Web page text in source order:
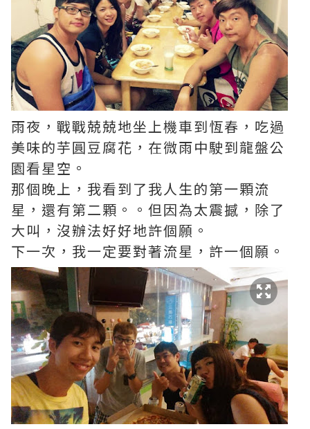
雨夜，戰戰兢兢地坐上機車到恆春，吃過
美味的芋圓豆腐花，在微雨中駛到龍盤公
園看星空。
那個晚上，我看到了我人生的第一顆流
星，還有第二顆。。但因為太震撼，除了
大叫，沒辦法好好地許個願。
下一次，我一定要對著流星，許一個願。